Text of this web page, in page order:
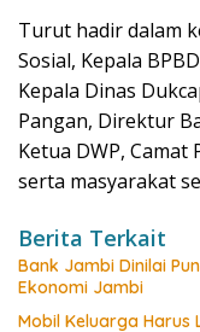
Turut hadir dalam
Sosial, Kepala
Kepala Dinas
Pangan, Direktur
Ketua DWP,
serta masyarakat
Berita Terkait
Bank Jambi Dinilai
Ekonomi Jambi
Mobil Keluarga Harus